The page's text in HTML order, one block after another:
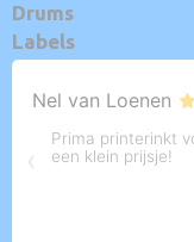
Drums
Labels